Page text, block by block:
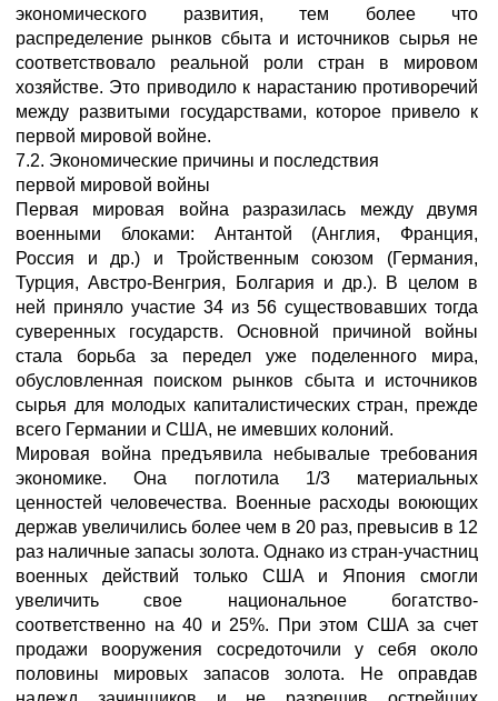
экономического развития, тем более что
распределение рынков сбыта и источников сырья не
соответствовало реальной роли стран в мировом
хозяйстве. Это приводило к нарастанию противоречий
между развитыми государствами, которое привело к
первой мировой войне.
7.2. Экономические причины и последствия
первой мировой войны
Первая мировая война разразилась между двумя
военными блоками: Антантой (Англия, Франция,
Россия и др.) и Тройственным союзом (Германия,
Турция, Австро-Венгрия, Болгария и др.). В целом в
ней приняло участие 34 из 56 существовавших тогда
суверенных государств. Основной причиной войны
стала борьба за передел уже поделенного мира,
обусловленная поиском рынков сбыта и источников
сырья для молодых капиталистических стран, прежде
всего Германии и США, не имевших колоний.
Мировая война предъявила небывалые требования
экономике. Она поглотила 1/3 материальных
ценностей человечества. Военные расходы воюющих
держав увеличились более чем в 20 раз, превысив в 12
раз наличные запасы золота. Однако из стран-участниц
военных действий только США и Япония смогли
увеличить свое национальное богатство-
соответственно на 40 и 25%. При этом США за счет
продажи вооружения сосредоточили у себя около
половины мировых запасов золота. Не оправдав